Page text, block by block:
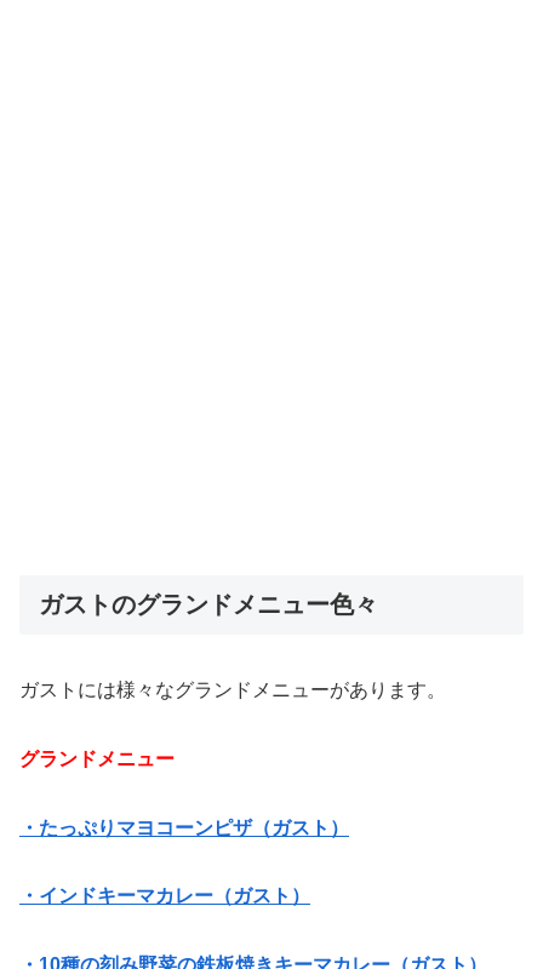
ガストのグランドメニュー色々
ガストには様々なグランドメニューがあります。
グランドメニュー
・たっぷりマヨコーンピザ（ガスト）
・インドキーマカレー（ガスト）